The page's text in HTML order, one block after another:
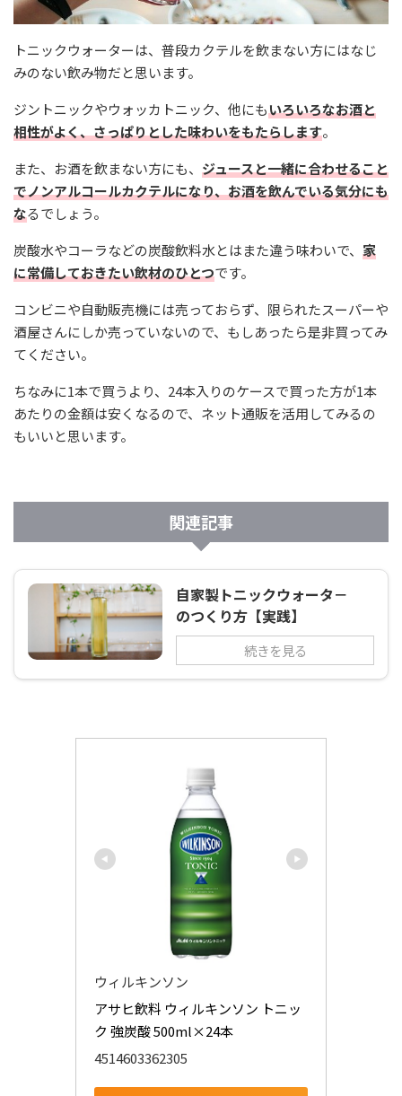
トニックウォーターは、普段カクテルを飲まない方にはなじ
みのない飲み物だと思います。
ジントニックやウォッカトニック、他にもいろいろなお酒と
相性がよく、さっぱりとした味わいをもたらします。
また、お酒を飲まない方にも、 ジュースと一緒に合わせること
でノンアルコールカクテルになり、お酒を飲んでいる気分にも
なるでしょう。
炭酸水やコーラなどの炭酸飲料水とはまた違う味わいで、 家
に常備しておきたい飲材のひとつです。
コンビニや自動販売機には売っておらず、限られたスーパーや
酒屋さんにしか売っていないので、もしあったら是非買ってみ
てください。
ちなみに1本で買うより、24本入りのケースで買った方が1本
あたりの金額は安くなるので、ネット通販を活用してみるの
もいいと思います。
関連記事
自家製トニックウォータ－
のつくり方【実践】
続きを見る
ウィルキンソン
アサヒ飲料 ウィルキンソン トニッ
ク 強炭酸 500ml×24本
4514603362305